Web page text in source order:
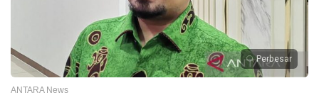
Perbesar
ANTARA News